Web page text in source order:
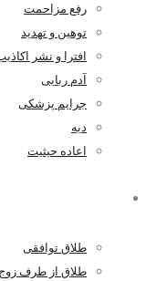
رفع مزاحمت
توهین و تهدید
افترا و نشر
آدم ربایی
جرایم پزشکی
دیه
اعاده حیثیت
طلاق توافقی
طلاق از طرف زوج